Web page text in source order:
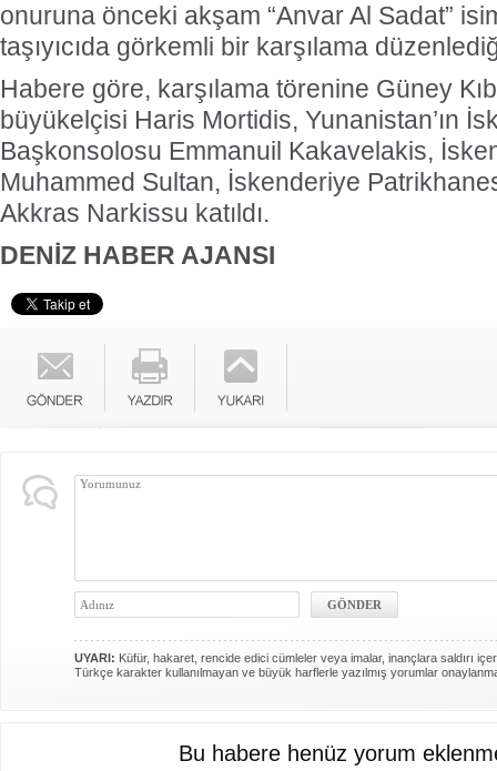
onuruna önceki akşam “Anvar Al Sadat”
taşıyıcıda görkemli bir karşılama
Habere göre, karşılama törenine Güney
büyükelçisi Haris Mortidis, Yunanistan’ın
Başkonsolosu Emmanuil Kakavelakis,
Muhammed Sultan, İskenderiye
Akkras Narkissu katıldı.
DENİZ HABER AJANSI
UYARI: Küfür, hakaret, rencide edici cümleler veya imalar, inançlara saldırı
Türkçe karakter kullanılmayan ve büyük harflerle yazılmış yorumlar
Bu habere henüz yorum